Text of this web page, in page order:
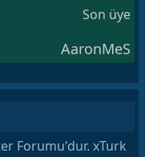
Son üye
AaronMeS
Forumu'dur. xTurk